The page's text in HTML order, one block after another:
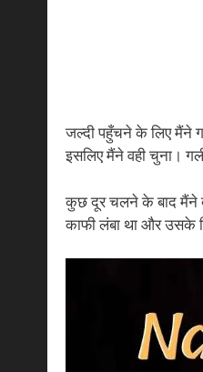
जल्दी पहुँचने के लिए मैंने
इसलिए मैंने वही चुना।
कुछ दूर चलने के बाद मैंने
काफी लंबा था और उसके